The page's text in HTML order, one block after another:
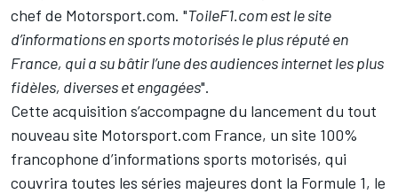
chef de Motorsport.com. "ToileF1.com est le site
d’informations en sports motorisés le plus réputé en
France, qui a su bâtir l’une des audiences internet les plus
fidèles, diverses et engagées".
Cette acquisition s’accompagne du lancement du tout
nouveau site Motorsport.com France, un site 100%
francophone d’informations sports motorisés, qui
couvrira toutes les séries majeures dont la Formule 1, le